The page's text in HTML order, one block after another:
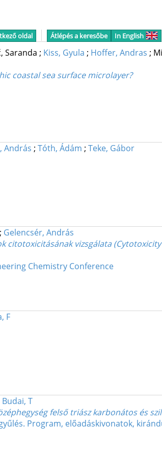
oldal Átlépés a keresőbe In English
Saranda ; Kiss, Gyula ; Hoffer, Andras ;
coastal sea surface microlayer?
András ; Tóth, Ádám ; Teke, Gábor
; Gelencsér, András
citotoxicitásának vizsgálata
Chemistry Conference
F
Budai, T
felső triász karbonátos és
Program, előadáskivonatok,